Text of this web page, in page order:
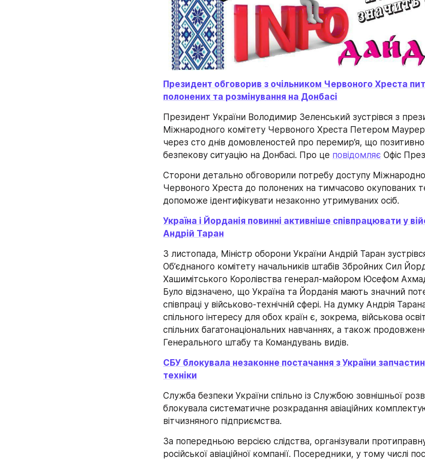
Президент обговорив з очільником Червоного Хреста
полонених та розмінування на Донбасі
Президент України Володимир Зеленський зустрівся з
Міжнародного комітету Червоного Хреста Петером
через сто днів домовленостей про перемир’я, що
безпекову ситуацію на Донбасі. Про це повідомляє Офіс
Сторони детально обговорили потребу доступу
Червоного Хреста до полонених на тимчасово окупованих
допоможе ідентифікувати незаконно утримуваних осіб.
Україна і Йорданія повинні активніше співпрацювати у
Андрій Таран
3 листопада, Міністр оборони України Андрій Таран
Об’єднаного комітету начальників штабів Збройних Сил
Хашимітського Королівства генерал-майором Юсефом
Було відзначено, що Україна та Йорданія мають значний
співпраці у військово-технічній сфері. На думку Андрія
спільного інтересу для обох країн є, зокрема, військова
спільних багатонаціональних навчаннях, а також
Генерального штабу та Командувань видів.
СБУ блокувала незаконне постачання з України запчастин
техніки
Служба безпеки України спільно із Службою зовнішньої
блокувала систематичне розкрадання авіаційних
вітчизняного підприємства.
За попередньою версією слідства, організували
російської авіаційної компанії. Посередники, у тому числі